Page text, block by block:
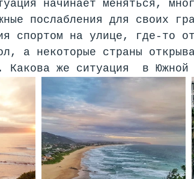
начинает меняться,
послабления для своих
спортом на улице, где-то
а некоторые страны
Какова же ситуация  в Южной